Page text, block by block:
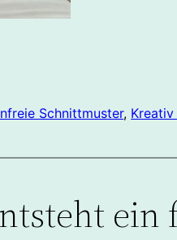
Schnittmuster,
ein